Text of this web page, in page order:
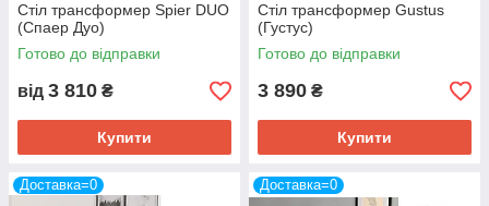
Стіл трансформер Spier DUO
(Спаер Дуо)
Готово до відправки
від 3 810 ₴
Купити
Стіл трансформер Gustus
(Густус)
Готово до відправки
3 890 ₴
Купити
Доставка=0 Доставка=0